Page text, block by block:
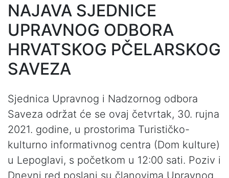
NAJAVA SJEDNICE
UPRAVNOG ODBORA
HRVATSKOG PČELARSKOG
SAVEZA
Sjednica Upravnog i Nadzornog odbora
Saveza održat će se ovaj četvrtak, 30. rujna
2021. godine, u prostorima Turističko-
kulturno informativnog centra (Dom kulture)
u Lepoglavi, s početkom u 12:00 sati. Poziv i
Dnevni red poslani su članovima Upravnog